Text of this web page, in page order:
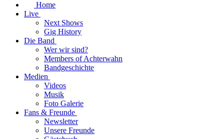
Home
Live
Next Shows
Gig History
Die Band
Wer wir sind?
Members of Achterwahn
Bandgeschichte
Medien
Videos
Musik
Foto Galerie
Fans & Freunde
Newsletter
Unsere Freunde